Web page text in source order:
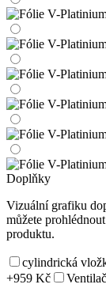
Doplňky
Vizuální grafiku
můžete
produktu.
cylindrická
+959 Kč